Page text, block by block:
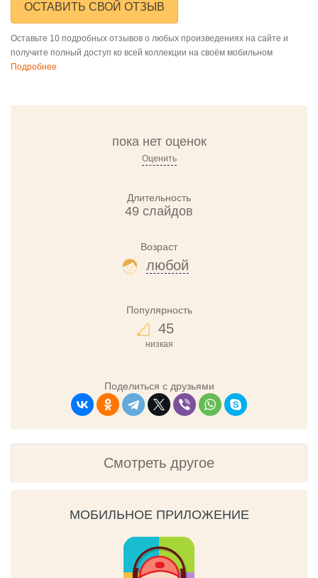
ОСТАВИТЬ СВОЙ ОТЗЫВ
Оставьте 10 подробных отзывов о любых произведениях на сайте и
получите полный доступ ко всей коллекции на своём мобильном
Подробнее
пока нет оценок
Оценить
Длительность
49 слайдов
Возраст
любой
Популярность
45
низкая
Поделиться с друзьями
Смотреть другое
МОБИЛЬНОЕ ПРИЛОЖЕНИЕ